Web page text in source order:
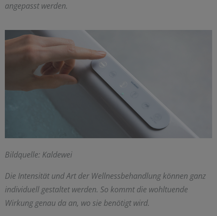
angepasst werden.
Bildquelle: Kaldewei
Die Intensität und Art der Wellnessbehandlung können ganz
individuell gestaltet werden. So kommt die wohltuende
Wirkung genau da an, wo sie benötigt wird.